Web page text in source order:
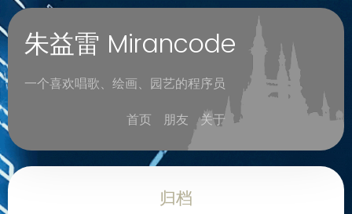
朱益雷 Mirancode
一个喜欢唱歌、绘画、园艺的程序员
首页
朋友 关于
归档